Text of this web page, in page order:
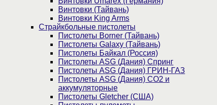
Винтовки (Тайвань)
Винтовки King Arms
Страйкбольные пистолеты
Пистолеты Borner (Тайвань)
Пистолеты Galaxy (Тайвань)
Пистолеты Байкал (Россия)
Пистолеты ASG (Дания) Спринг
Пистолеты ASG (Дания) ГРИН-ГАЗ
Пистолеты ASG (Дания) CO2 и
аккумуляторные
Пистолеты Gletcher (США)